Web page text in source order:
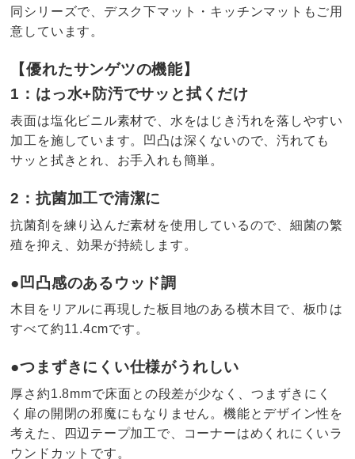
同シリーズで、デスク下マット・キッチンマットもご用
意しています。
【優れたサンゲツの機能】
1：はっ水+防汚でサッと拭くだけ
表面は塩化ビニル素材で、水をはじき汚れを落しやすい
加工を施しています。凹凸は深くないので、汚れても
サッと拭きとれ、お手入れも簡単。
2：抗菌加工で清潔に
抗菌剤を練り込んだ素材を使用しているので、細菌の繁
殖を抑え、効果が持続します。
●凹凸感のあるウッド調
木目をリアルに再現した板目地のある横木目で、板巾は
すべて約11.4cmです。
●つまずきにくい仕様がうれしい
厚さ約1.8mmで床面との段差が少なく、つまずきにく
く扉の開閉の邪魔にもなりません。機能とデザイン性を
考えた、四辺テープ加工で、コーナーはめくれにくいラ
ウンドカットです。